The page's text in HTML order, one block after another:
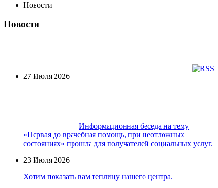
Новости
Новости
27 Июля 2026
Информационная беседа на тему
«Первая до врачебная помощь, при неотложных
состояниях» прошла для получателей социальных услуг.
23 Июля 2026
Хотим показать вам теплицу нашего центра.